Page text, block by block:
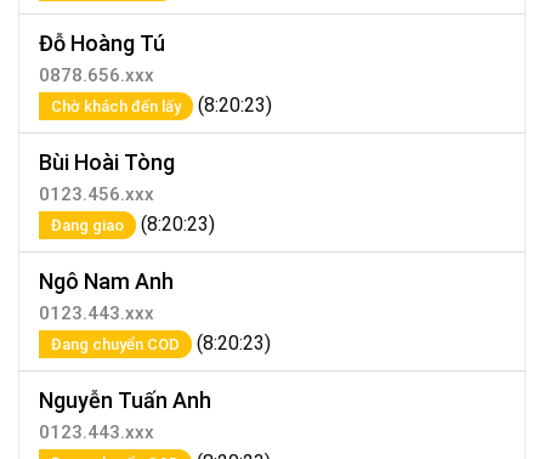
Đỗ Hoàng Tú
0878.656.xxx
Chờ khách đến lấy (8:20:23)
Bùi Hoài Tòng
0123.456.xxx
Đang giao (8:20:23)
Ngô Nam Anh
0123.443.xxx
Đang chuyển COD (8:20:23)
Nguyễn Tuấn Anh
0123.443.xxx